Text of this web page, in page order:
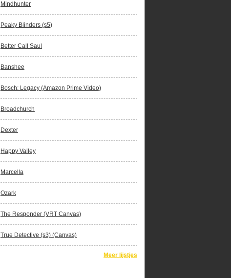
Mindhunter
Peaky Blinders (s5)
Better Call Saul
Banshee
Bosch: Legacy (Amazon Prime Video)
Broadchurch
Dexter
Happy Valley
Marcella
Ozark
The Responder (VRT Canvas)
True Detective (s3) (Canvas)
Meer lijstjes